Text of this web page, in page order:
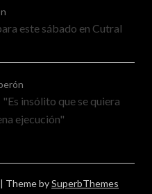
este sábado en Cutral
insólito que se quiera
ejecución"
| Theme bySuperbThemes